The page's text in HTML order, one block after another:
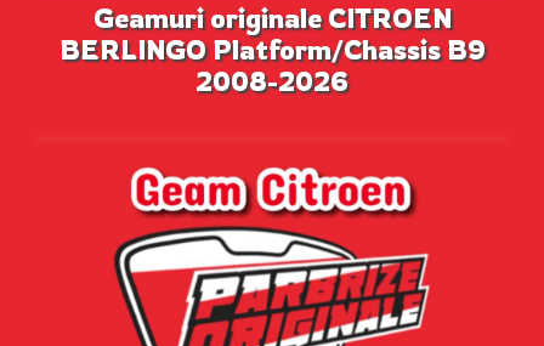
Geamuri originale CITROEN
BERLINGO Platform/Chassis B9
2008-2026